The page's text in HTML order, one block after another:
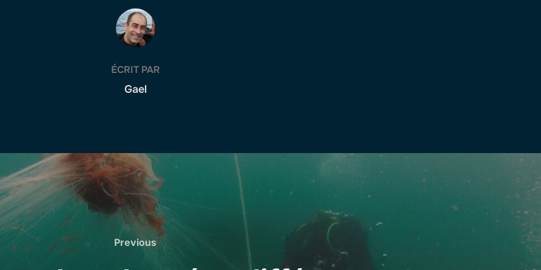
AUTEUR DE LA PUBLICATION
ÉCRIT PAR
Gael
Previous
Previous